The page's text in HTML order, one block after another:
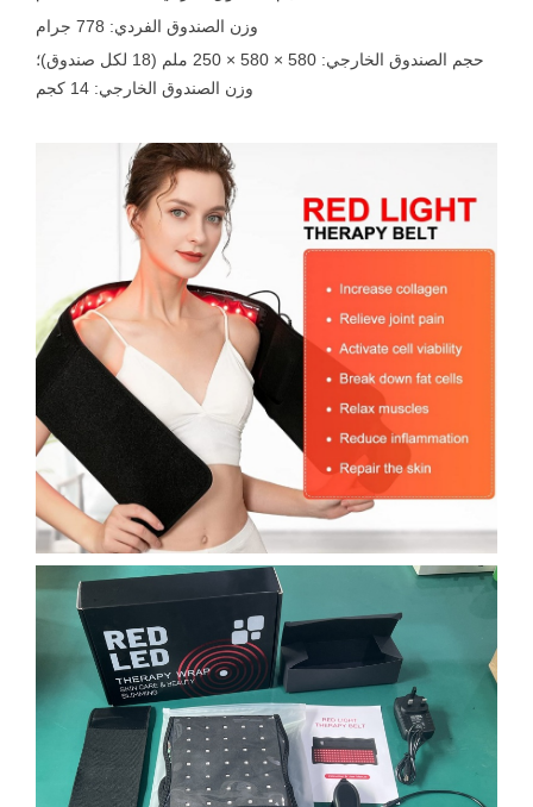
وزن الصندوق الفردي: 778 جرام
حجم الصندوق الخارجي: 580 × 580 × 250 ملم (18 لكل صندوق)؛
وزن الصندوق الخارجي: 14 كجم